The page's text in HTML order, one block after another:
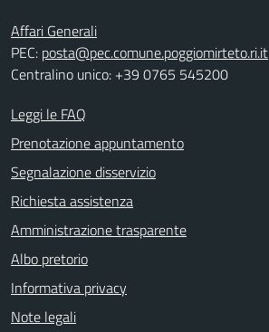
Affari Generali
PEC: posta@pec.comune.poggiomirteto.ri.it
Centralino unico: +39 0765 545200
Leggi le FAQ
Prenotazione appuntamento
Segnalazione disservizio
Richiesta assistenza
Amministrazione trasparente
Albo pretorio
Informativa privacy
Note legali